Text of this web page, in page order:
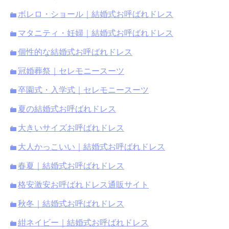
ボレロ・ショール｜結婚式お呼ばれドレス
マタニティ・妊婦｜結婚式お呼ばれドレス
個性的な結婚式お呼ばれドレス
冠婚葬祭｜セレモニースーツ
卒園式・入学式｜セレモニースーツ
夏の結婚式お呼ばれドレス
大きいサイズお呼ばれドレス
大人かっこいい｜結婚式お呼ばれドレス
春夏｜結婚式お呼ばれドレス
格安激安お呼ばれドレス通販サイト
秋冬｜結婚式お呼ばれドレス
紺ネイビー｜結婚式お呼ばれドレス